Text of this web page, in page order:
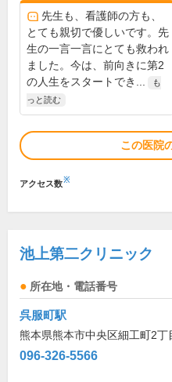
先生も、看護師の方も、
とても親切で優しいです。先
生の一言一言にとても救われ
ました。今は、前向きに第2
の人生をスタートでき...
も
っと読む
この医院
アクセス数※
池上第二クリニック
所在地・電話番号
呉服町駅
熊本県熊本市中央区細工町2
096-326-5566